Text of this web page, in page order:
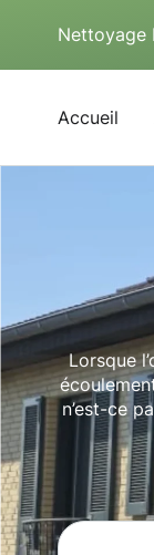
Nettoyage
Accueil
Lorsque
n’est-ce